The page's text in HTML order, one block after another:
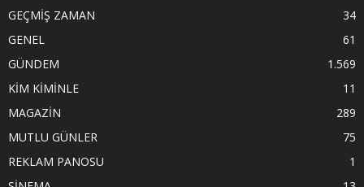
GEÇMİŞ ZAMAN
34
GENEL
61
GÜNDEM
1.569
KİM KİMİNLE
11
MAGAZİN
289
MUTLU GÜNLER
75
REKLAM PANOSU
1